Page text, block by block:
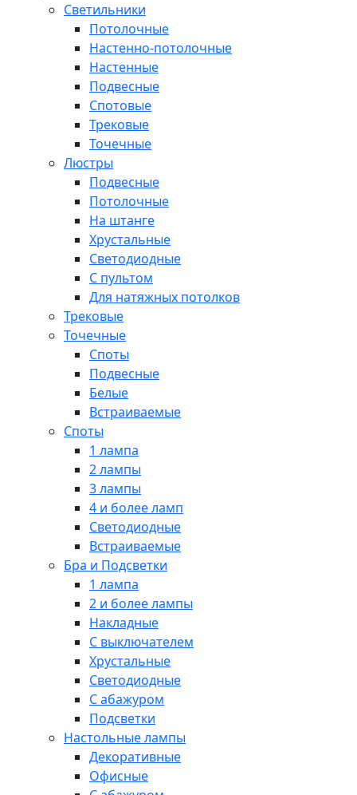
Светильники
Потолочные
Настенно-потолочные
Настенные
Подвесные
Спотовые
Трековые
Точечные
Люстры
Подвесные
Потолочные
На штанге
Хрустальные
Светодиодные
С пультом
Для натяжных потолков
Трековые
Точечные
Споты
Подвесные
Белые
Встраиваемые
Споты
1 лампа
2 лампы
3 лампы
4 и более ламп
Светодиодные
Встраиваемые
Бра и Подсветки
1 лампа
2 и более лампы
Накладные
С выключателем
Хрустальные
Светодиодные
С абажуром
Подсветки
Настольные лампы
Декоративные
Офисные